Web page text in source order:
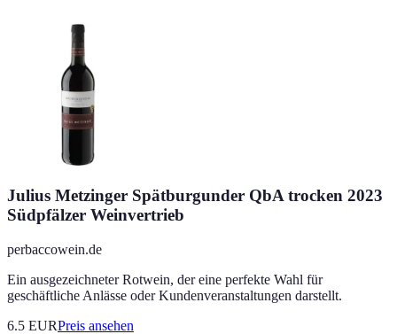
Julius Metzinger Spätburgunder QbA trocken 2023
Südpfälzer Weinvertrieb
perbaccowein.de
Ein ausgezeichneter Rotwein, der eine perfekte Wahl für
geschäftliche Anlässe oder Kundenveranstaltungen darstellt.
6.5 EURPreis ansehen